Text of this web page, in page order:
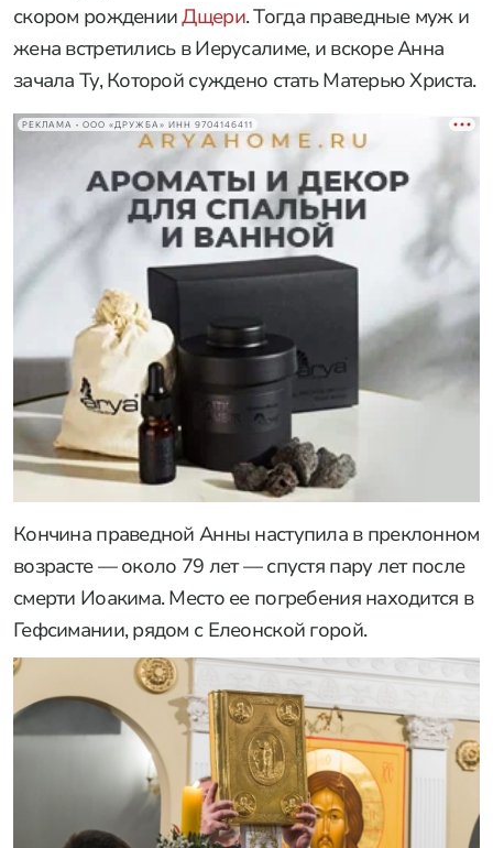
скором рожденииДщери. Тогда праведные муж и
жена встретились в Иерусалиме, и вскоре Анна
зачала Ту, Которой суждено стать Матерью Христа.
РЕКЛАМА • ООО «ДРУЖБА» ИНН 9704146411
Кончина праведной Анны наступила в преклонном
возрасте — около 79 лет — спустя пару лет после
смерти Иоакима. Место ее погребения находится в
Гефсимании, рядом с Елеонской горой.